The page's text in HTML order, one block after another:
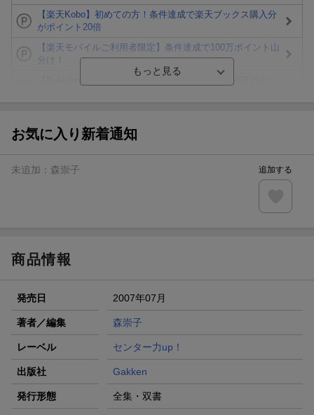
【楽天Kobo】初めての方！条件達成で楽天ブックス購入分
がポイント20倍
【楽天モバイルご利用者限定】条件達成で100万ポイント山
分け！
が当たる！
楽天モバイル紹介キャンペーンの拡散で300円OFFクーポン
条件達成で楽天限定・宝塚歌劇 宙組貸切公演ペアチケット
お気に入り新着通知
未追加： 森崇子 追加する
商品情報
発売日 2007年07月
著者／編集 森崇子
レーベル センター力up！
出版社 Gakken
発行形態 全集・双書